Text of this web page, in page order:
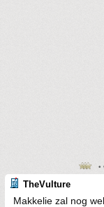
•
TheVulture
Makkelie zal nog